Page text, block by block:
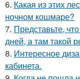
6. Какая из этих
ночном кошмаре?
7. Представьте,
дней, а там такой
8. Интересное
кабинета.